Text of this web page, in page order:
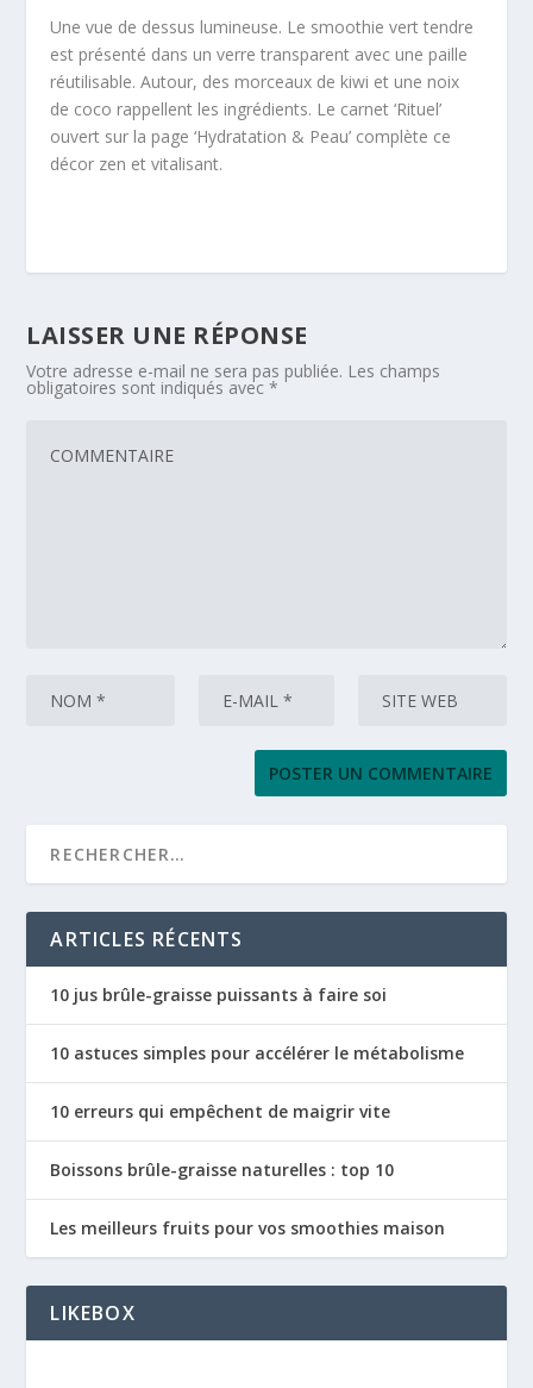
Une vue de dessus lumineuse. Le smoothie vert tendre
est présenté dans un verre transparent avec une paille
réutilisable. Autour, des morceaux de kiwi et une noix
de coco rappellent les ingrédients. Le carnet ‘Rituel’
ouvert sur la page ‘Hydratation & Peau’ complète ce
décor zen et vitalisant.
LAISSER UNE RÉPONSE
Votre adresse e-mail ne sera pas publiée. Les champs
obligatoires sont indiqués avec*
ARTICLES RÉCENTS
10 jus brûle-graisse puissants à faire soi
10 astuces simples pour accélérer le métabolisme
10 erreurs qui empêchent de maigrir vite
Boissons brûle-graisse naturelles : top 10
Les meilleurs fruits pour vos smoothies maison
LIKEBOX